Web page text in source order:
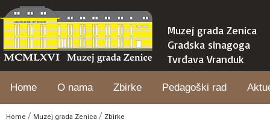
Muzej grada Zenica
Gradska sinagoga
Tvrđava Vranduk
Home O nama Zbirke Pedagoški rad
Home / Muzej grada Zenica / Zbirke